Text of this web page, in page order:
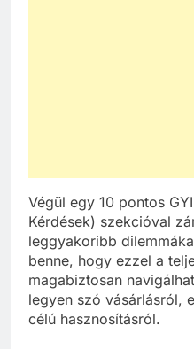
Végül egy 10 pontos
Kérdések) szekcióval
leggyakoribb
benne, hogy ezzel a
magabiztosan
legyen szó vásárlásról,
célú hasznosításról.